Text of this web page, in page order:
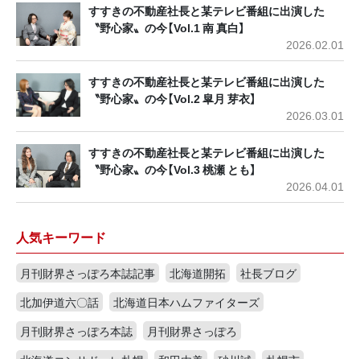
すすきの不動産社長と某テレビ番組に出演した
〝野心家〟の今【Vol.1 南 真白】
2026.02.01
すすきの不動産社長と某テレビ番組に出演した
〝野心家〟の今【Vol.2 皐月 芽衣】
2026.03.01
すすきの不動産社長と某テレビ番組に出演した
〝野心家〟の今【Vol.3 桃瀬 とも】
2026.04.01
人気キーワード
月刊財界さっぽろ本誌記事 北海道開拓
社長ブログ
北加伊道六〇話
北海道日本ハムファイターズ
月刊財界さっぽろ本誌
月刊財界さっぽろ